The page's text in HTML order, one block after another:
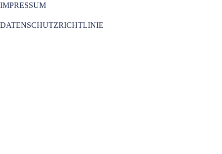
IMPRESSUM
DATENSCHUTZRICHTLINIE